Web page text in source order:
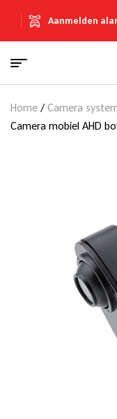
Aanmelden
Home / Camera
Camera mobiel AHD